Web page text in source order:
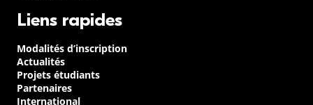
Liens rapides
Modalités d’inscription
Actualités
Projets étudiants
Partenaires
International